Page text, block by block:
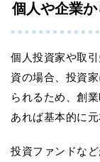
個人や企業
個人投資家や取
資の場合、投資
られるため、創
あれば基本的に
投資ファンドな